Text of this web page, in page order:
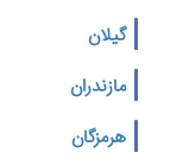
گیلان
مازندران
هرمزگان